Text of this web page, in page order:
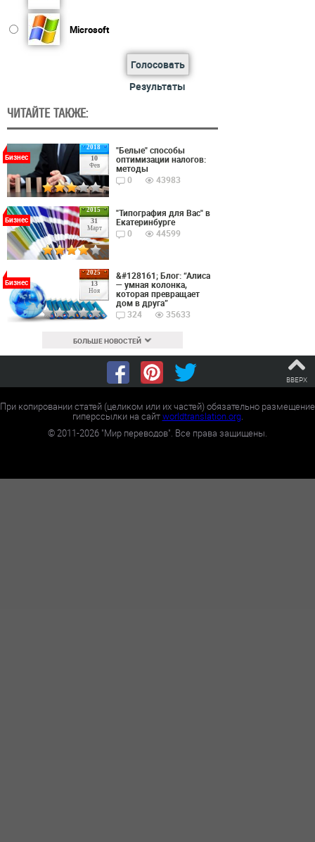
Microsoft
Голосовать
Результаты
ЧИТАЙТЕ ТАКЖЕ:
2018
10
Фев
Бизнес
"Белые" способы
оптимизации налогов:
методы
0
43983
2015
31
Март
Бизнес
"Типография для Вас" в
Екатеринбурге
0
44599
2025
13
Ноя
Бизнес
&#128161; Блог: “Алиса
— умная колонка,
которая превращает
дом в друга”
324
35633
БОЛЬШЕ НОВОСТЕЙ
ВВЕРХ
При копировании статей (целиком или их частей) обязательно размещение
гиперссылки на сайтworldtranslation.org.
©2011-2026 "Мир переводов". Все права защищены.